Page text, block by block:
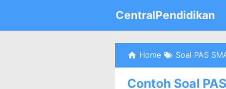
CentralPendidikan
Home Soal PAS
Contoh Soal